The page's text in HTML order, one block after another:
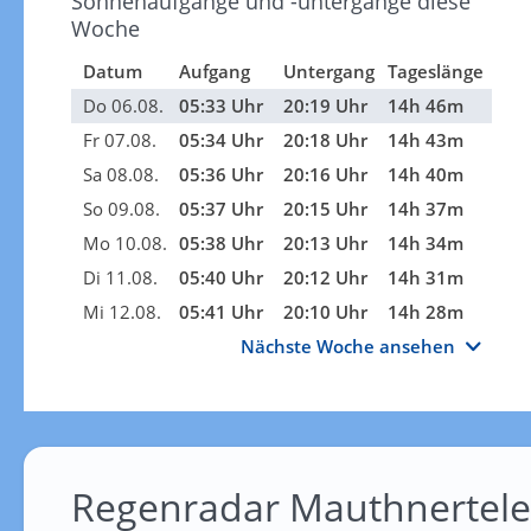
Woche
Datum Aufgang Untergang Tageslänge
Do 06.08.
05:33 Uhr 20:19 Uhr
14h 46m
Fr 07.08.
05:34 Uhr 20:18 Uhr
14h 43m
Sa 08.08.
05:36 Uhr 20:16 Uhr
14h 40m
So 09.08.
05:37 Uhr 20:15 Uhr
14h 37m
Mo 10.08. 05:38 Uhr 20:13 Uhr
14h 34m
Di 11.08.
05:40 Uhr 20:12 Uhr
14h 31m
Mi 12.08.
05:41 Uhr 20:10 Uhr
14h 28m
Nächste Woche ansehen
Regenradar